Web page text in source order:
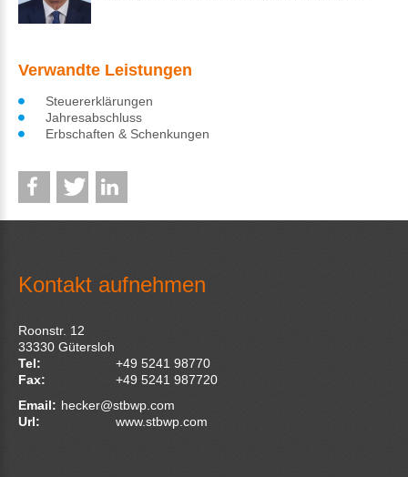
Verwandte Leistungen
Steuererklärungen
Jahresabschluss
Erbschaften & Schenkungen
Kontakt aufnehmen
Roonstr. 12
33330 Gütersloh
Tel:
+49 5241 98770
Fax:
+49 5241 987720
Email: hecker@stbwp.com
Url:
www.stbwp.com